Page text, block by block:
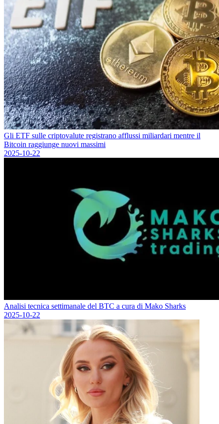
Gli ETF sulle criptovalute registrano afflussi miliardari mentre il
Bitcoin raggiunge nuovi massimi
2025-10-22
Analisi tecnica settimanale del BTC a cura di Mako Sharks
2025-10-22